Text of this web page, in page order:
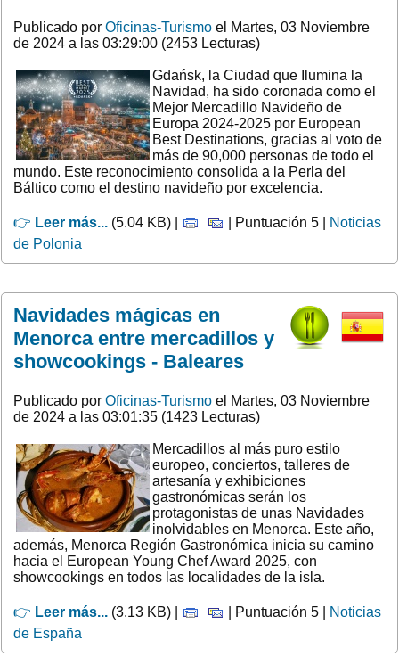
Publicado por Oficinas-Turismo el Martes, 03 Noviembre
de 2024 a las 03:29:00 (2453 Lecturas)
Gdańsk, la Ciudad que Ilumina la
Navidad, ha sido coronada como el
Mejor Mercadillo Navideño de
Europa 2024-2025 por European
Best Destinations, gracias al voto de
más de 90,000 personas de todo el
mundo. Este reconocimiento consolida a la Perla del
Báltico como el destino navideño por excelencia.
👉 Leer más... (5.04 KB) | | Puntuación 5 |
Noticias
de Polonia
Navidades mágicas en
Menorca entre mercadillos y
showcookings - Baleares
Publicado por Oficinas-Turismo el Martes, 03 Noviembre
de 2024 a las 03:01:35 (1423 Lecturas)
Mercadillos al más puro estilo
europeo, conciertos, talleres de
artesanía y exhibiciones
gastronómicas serán los
protagonistas de unas Navidades
inolvidables en Menorca. Este año,
además, Menorca Región Gastronómica inicia su camino
hacia el European Young Chef Award 2025, con
showcookings en todos las localidades de la isla.
👉 Leer más... (3.13 KB) | | Puntuación 5 |
Noticias
de España